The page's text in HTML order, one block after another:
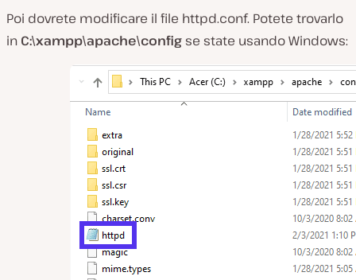
Poi dovrete modificare il file httpd.conf. Potete trovarlo
in C:\xampp\apache\config se state usando Windows: